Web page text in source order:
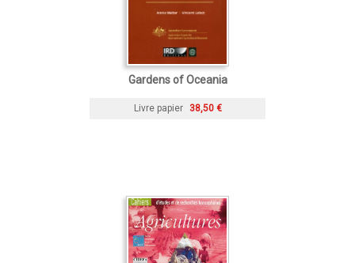
Gardens of Oceania
Livre papier 38,50 €